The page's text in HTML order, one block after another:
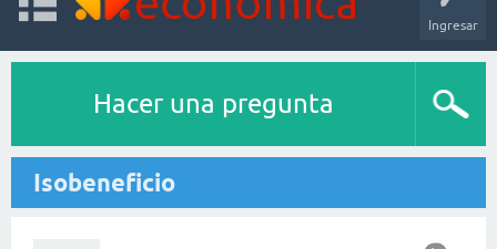
Ingresar
Hacer una pregunta
Isobeneficio